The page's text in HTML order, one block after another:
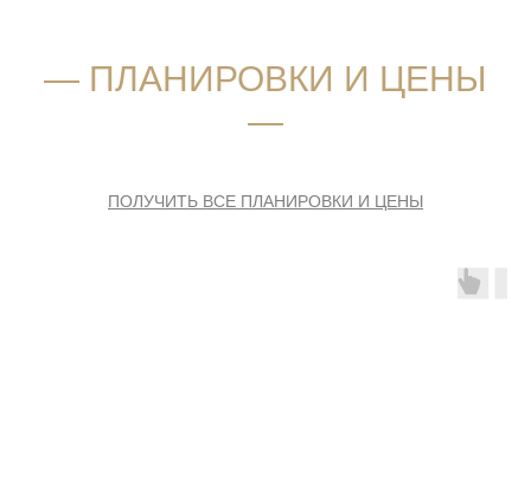
― ПЛАНИРОВКИ И ЦЕНЫ
―
ПОЛУЧИТЬ ВСЕ ПЛАНИРОВКИ И ЦЕНЫ